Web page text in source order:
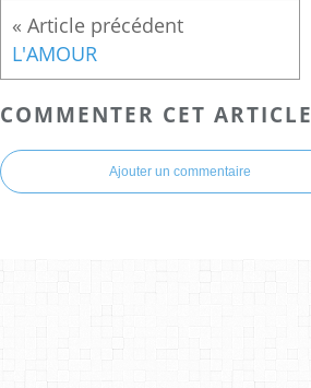
L'AMOUR
COMMENTER CET ARTICLE
Ajouter un commentaire